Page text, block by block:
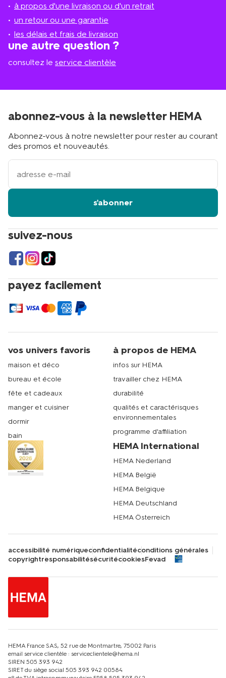
à propos d'une livraison ou d'un retrait
un retour ou une garantie
les délais et frais de livraison
une autre question ?
consultez le service clientèle
le
plus
proche
suivez-nous
payez facilement
abonnez-vous à la newsletter HEMA
Abonnez-vous à notre newsletter pour rester au courant
des promos et nouveautés.
votre
adresse
s'abonner
vos univers favoris
maison et déco
bureau et école
fête et cadeaux
manger et cuisiner
dormir
bain
à propos de HEMA
infos sur HEMA
travailler chez HEMA
durabilité
qualités et caractérisques
environnementales
programme d'affiliation
HEMA International
HEMA Nederland
HEMA België
HEMA Belgique
HEMA Deutschland
HEMA Österreich
accessibilité numériqueconfidentialitéconditions générales
copyrightresponsabilitésécuritécookiesFevad
HEMA France SAS, 52 rue de Montmartre, 75002 Paris
email service clientèle : serviceclientele@hema.nl
SIREN 505 393 942
SIRET du siège social 505 393 942 00584